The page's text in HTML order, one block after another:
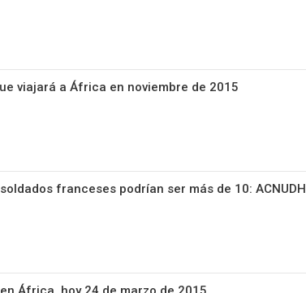
viajará a África en noviembre de 2015
franceses podrían ser más de 10: ACNUDH